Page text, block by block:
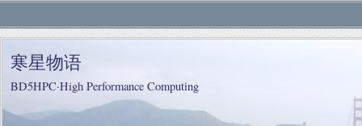
寒星物语
BD5HPC·High Performance Computing